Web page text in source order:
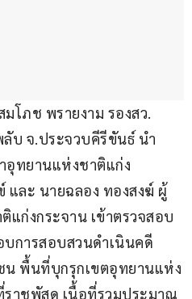
โภช พรายงาม รองสว.
บ จ.ประจวบคีรีขันธ์ นำ
อุทยานแห่งชาติแก่ง
และ นายฉลอง ทองสงฆ์ ผู้
ก่งกระจาน เข้าตรวจสอบ
การสอบสวนดำเนินคดี
น พื้นที่บุกรุกเขตอุทยานแห่ง
ราชพัสดุ เนื้อที่รวมประมาณ